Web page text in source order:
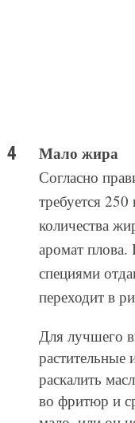
Мало жира
Согласно
требуется
количества
аромат
специями
переходит в
Для лучшего
раскалить
во фритюр и